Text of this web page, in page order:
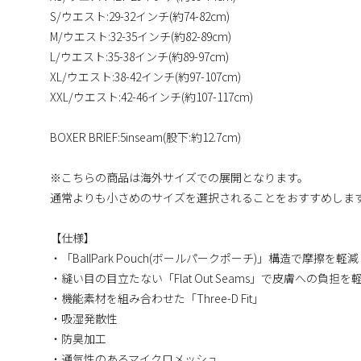
S/ウエスト:29-32インチ(約74-82cm)
M/ウエスト:32-35インチ(約82-89cm)
L/ウエスト:35-38インチ(約89-97cm)
XL/ウエスト:38-42インチ(約97-107cm)
XXL/ウエスト:42-46インチ(約107-117cm)
BOXER BRIEF:5inseam(股下:約12.7cm)
※こちらの商品は海外サイズでの展開となります。
通常よりも小さめのサイズを選択されることをおすすめします
【仕様】
・「BallPark Pouch(ボールパークポーチ)」構造で摩擦を軽減
・縫い目の目立たない「Flat Out Seams」で皮膚への負担を
・機能素材を組み合わせた「Three-D Fit」
・吸湿発散性
・防臭加工